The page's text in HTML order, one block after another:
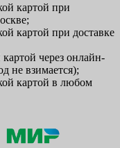
картой при
картой при доставке
через онлайн-
не взимается);
картой в любом